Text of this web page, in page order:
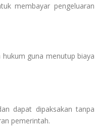
membayar pengeluaran
guna menutup biaya
dapat dipaksakan tanpa
pemerintah.